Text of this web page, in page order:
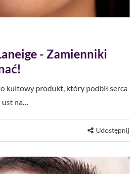
- Zamienniki
kultowy produkt, który podbił serca
na…
Udostępnij